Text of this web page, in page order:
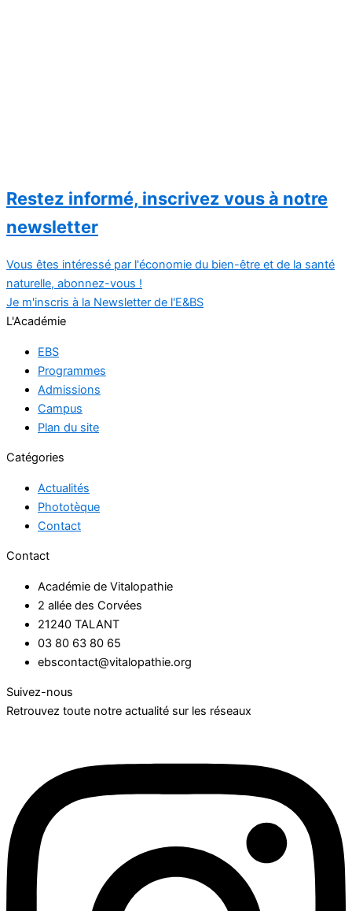
Restez informé, inscrivez vous à notre
newsletter​
Vous êtes intéressé par l'économie du bien-être et de la santé
naturelle, abonnez-vous !
Je m'inscris à la Newsletter de l'E&BS
L'Académie
EBS
Programmes
Admissions
Campus
Plan du site
Catégories
Actualités
Phototèque
Contact
Contact
Académie de Vitalopathie
2 allée des Corvées
21240 TALANT
03 80 63 80 65
ebscontact@vitalopathie.org
Suivez-nous
Retrouvez toute notre actualité sur les réseaux